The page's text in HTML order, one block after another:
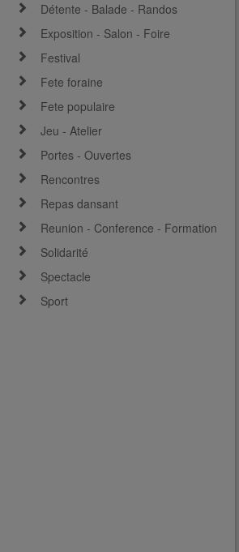
Détente - Balade - Randos
Exposition - Salon - Foire
Festival
Fete foraine
Fete populaire
Jeu - Atelier
Portes - Ouvertes
Rencontres
Repas dansant
Reunion - Conference - Formation
Solidarité
Spectacle
Sport